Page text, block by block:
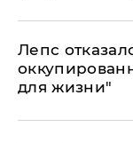
Лепс
для жизни"